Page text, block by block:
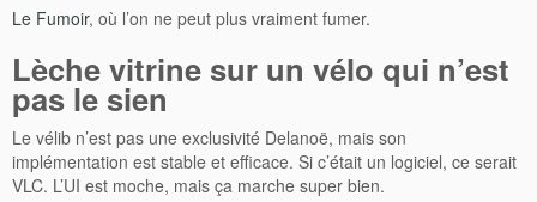
Le Fumoir, où l’on ne peut plus vraiment fumer.
Lèche vitrine sur un vélo qui n’est
pas le sien
Le vélib n’est pas une exclusivité Delanoë, mais son
implémentation est stable et efficace. Si c’était un logiciel, ce serait
VLC. L’UI est moche, mais ça marche super bien.